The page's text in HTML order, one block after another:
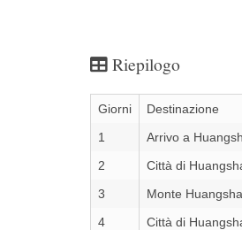
Riepilogo
Giorni Destinazione
1
Arrivo a
2
Città di
3
Monte
4
Città di